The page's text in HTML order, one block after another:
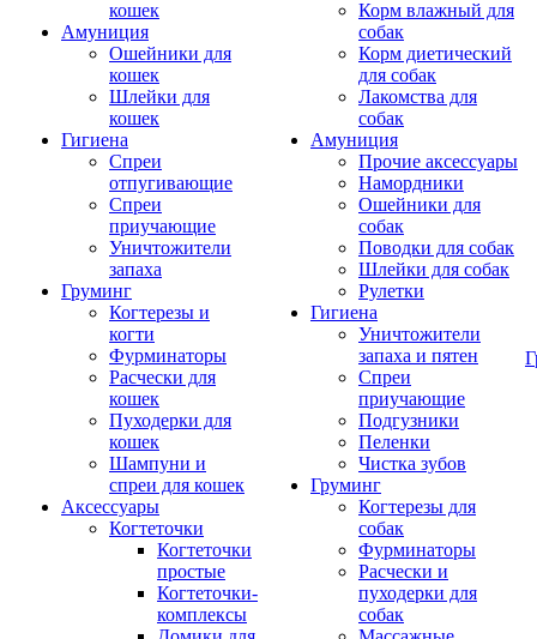
кошек
Амуниция
Ошейники для
кошек
Шлейки для
кошек
Гигиена
Спреи
отпугивающие
Спреи
приучающие
Уничтожители
запаха
Груминг
Когтерезы и
когти
Фурминаторы
Расчески для
кошек
Пуходерки для
кошек
Шампуни и
спреи для кошек
Аксессуары
Когтеточки
Когтеточки
простые
Когтеточки-
комплексы
Корм влажный для
собак
Корм диетический
для собак
Лакомства для
собак
Амуниция
Прочие аксессуары
Намордники
Ошейники для
собак
Поводки для собак
Шлейки для собак
Рулетки
Гигиена
Уничтожители
запаха и пятен
Спреи
приучающие
Подгузники
Пеленки
Чистка зубов
Груминг
Когтерезы для
собак
Фурминаторы
Расчески и
пуходерки для
собак